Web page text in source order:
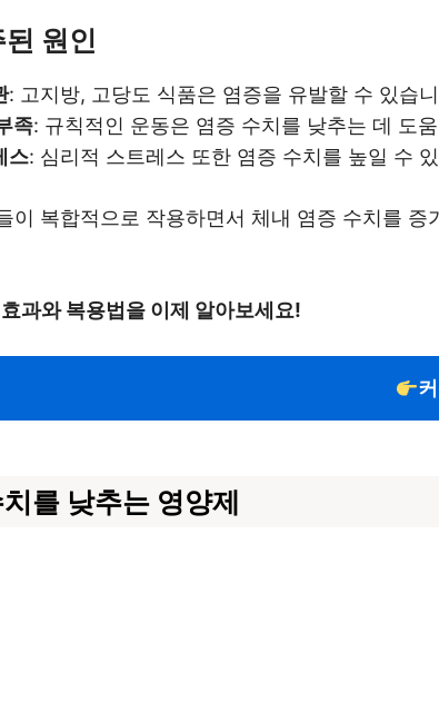
원인
: 고지방, 고당도 식품은 염증을 유발할 수 있습
족: 규칙적인 운동은 염증 수치를 낮추는 데 도
스: 심리적 스트레스 또한 염증 수치를 높일 수
이 복합적으로 작용하면서 체내 염증 수치를
과와 복용법을 이제 알아보세요!
를 낮추는 영양제